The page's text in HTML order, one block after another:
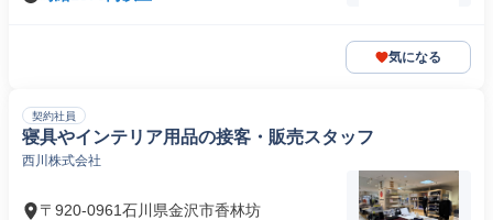
気になる
契約社員
寝具やインテリア用品の接客・販売スタッフ
西川株式会社
〒920-0961石川県金沢市香林坊